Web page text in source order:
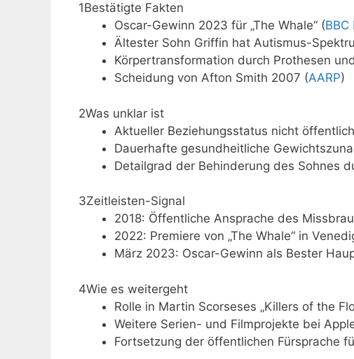
1Bestätigte Fakten
Oscar-Gewinn 2023 für „The Whale“ (BBC
Ältester Sohn Griffin hat Autismus-
Körpertransformation durch Prothesen
Scheidung von Afton Smith 2007 (AARP)
2Was unklar ist
Aktueller Beziehungsstatus nicht
Dauerhafte gesundheitliche
Detailgrad der Behinderung des Sohnes
3Zeitleisten-Signal
2018: Öffentliche Ansprache des
2022: Premiere von „The Whale“ in
März 2023: Oscar-Gewinn als Bester
4Wie es weitergeht
Rolle in Martin Scorseses „Killers of the
Weitere Serien- und Filmprojekte bei
Fortsetzung der öffentlichen Fürsprache